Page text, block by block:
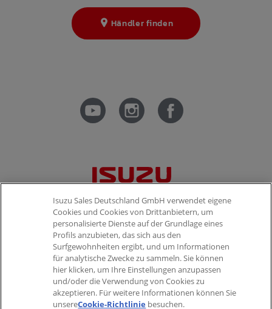
Händler finden
UNTERNEHMEN
Über ISUZU
Kontakt
Isuzu Sales Deutschland GmbH verwendet eigene
Cookies und Cookies von Drittanbietern, um
personalisierte Dienste auf der Grundlage eines
Profils anzubieten, das sich aus den
Surfgewohnheiten ergibt, und um Informationen
für analytische Zwecke zu sammeln. Sie können
hier klicken, um Ihre Einstellungen anzupassen
und/oder die Verwendung von Cookies zu
akzeptieren. Für weitere Informationen können Sie
unsereCookie-Richtlinie besuchen.